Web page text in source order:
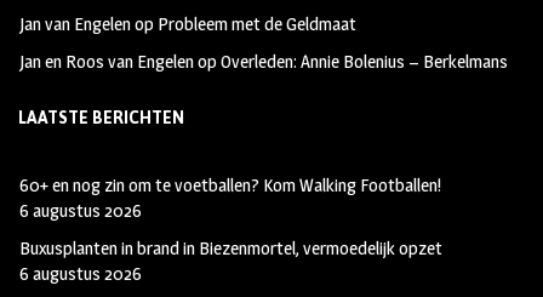
Jan van Engelenop Probleem met de Geldmaat
Jan en Roos van EngelenopOverleden: Annie Bolenius – Berkelmans
LAATSTE BERICHTEN
60+ en nog zin om te voetballen? Kom Walking Footballen!
6 augustus 2026
Buxusplanten in brand in Biezenmortel, vermoedelijk opzet
6 augustus 2026